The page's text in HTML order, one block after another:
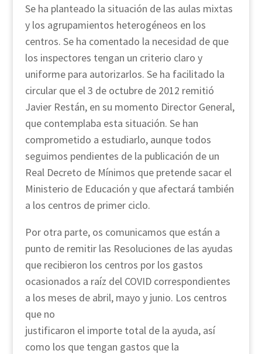
Se ha planteado la situación de las aulas mixtas
y los agrupamientos heterogéneos en los
centros. Se ha comentado la necesidad de que
los inspectores tengan un criterio claro y
uniforme para autorizarlos. Se ha facilitado la
circular que el 3 de octubre de 2012 remitió
Javier Restán, en su momento Director General,
que contemplaba esta situación. Se han
comprometido a estudiarlo, aunque todos
seguimos pendientes de la publicación de un
Real Decreto de Mínimos que pretende sacar el
Ministerio de Educación y que afectará también
a los centros de primer ciclo.
Por otra parte, os comunicamos que están a
punto de remitir las Resoluciones de las ayudas
que recibieron los centros por los gastos
ocasionados a raíz del COVID correspondientes
a los meses de abril, mayo y junio. Los centros
que no
justificaron el importe total de la ayuda, así
como los que tengan gastos que la